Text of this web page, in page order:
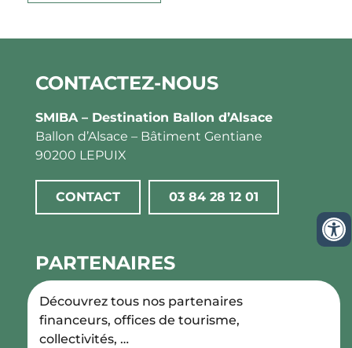
CONTACTEZ-NOUS
SMIBA – Destination Ballon d’Alsace
Ballon d’Alsace – Bâtiment Gentiane
90200 LEPUIX
CONTACT 03 84 28 12 01
PARTENAIRES
Découvrez tous nos partenaires
financeurs, offices de tourisme,
collectivités, …